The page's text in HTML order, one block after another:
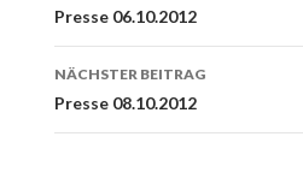
Navigation
Presse 06.10.2012
NÄCHSTER BEITRAG
Presse 08.10.2012